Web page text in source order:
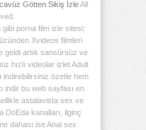
Götten Sikiş İzleAll
porna film izle sitesi;
Xvideos filmleri
geldi artık sansürsüz ve
hızlı videolar izlet Adult
indirebilirsiniz özetle hem
indir bu web sayfası en
astalavista sex ve
kanalları, ilginç
dahası ise Anal sex